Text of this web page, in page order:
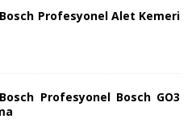
Bosch Profesyonel Alet Kemeri
Bosch Profesyonel Bosch GO3